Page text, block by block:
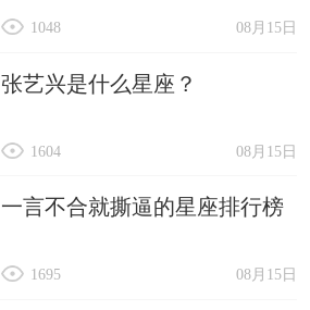
08月15日
1048
张艺兴是什么星座？
08月15日
1604
一言不合就撕逼的星座排行榜
08月15日
1695